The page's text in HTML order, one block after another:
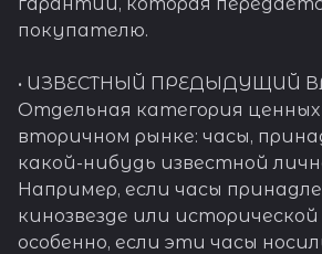
покупателю.
• ИЗВЕСТНЫЙ ПРЕДЫДУЩИЙ
Отдельная категория ценных
вторичном рынке: часы,
какой-нибудь известной
Например, если часы
кинозвезде или
особенно, если эти часы